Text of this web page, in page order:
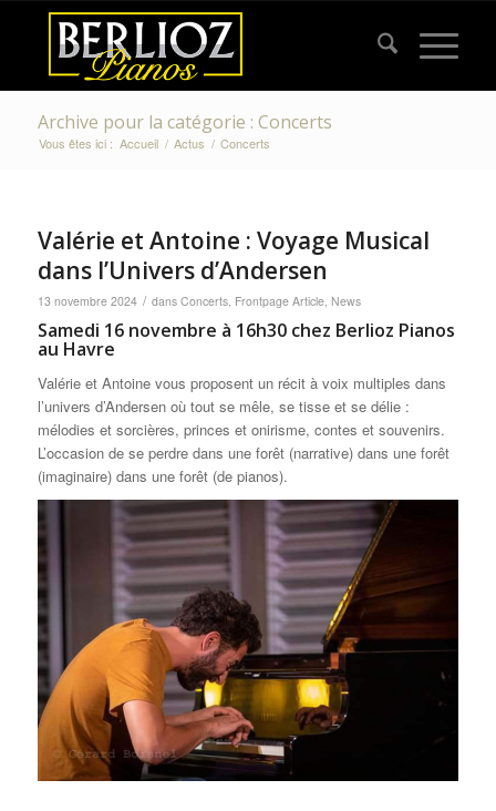
Archive pour la catégorie : Concerts
Vous êtes ici : Accueil / Actus / Concerts
Valérie et Antoine : Voyage Musical
dans l’Univers d’Andersen
13 novembre 2024 / dans Concerts, Frontpage Article, News
Samedi 16 novembre à 16h30 chez Berlioz Pianos
au Havre
Valérie et Antoine vous proposent un récit à voix multiples dans
l’univers d’Andersen où tout se mêle, se tisse et se délie :
mélodies et sorcières, princes et onirisme, contes et souvenirs.
L’occasion de se perdre dans une forêt (narrative) dans une forêt
(imaginaire) dans une forêt (de pianos).